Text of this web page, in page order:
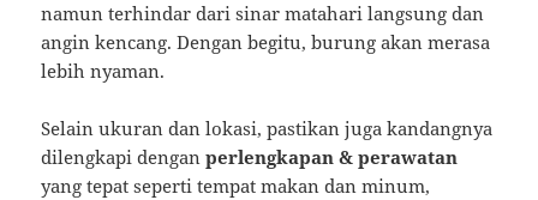
namun terhindar dari sinar matahari langsung dan
angin kencang. Dengan begitu, burung akan merasa
lebih nyaman.
Selain ukuran dan lokasi, pastikan juga kandangnya
dilengkapi denganperlengkapan & perawatan
yang tepat seperti tempat makan dan minum,